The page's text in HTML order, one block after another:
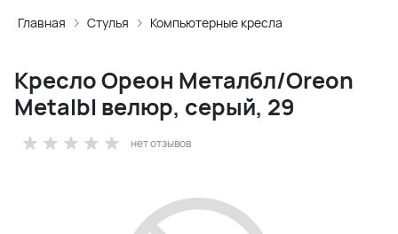
Главная Стулья Компьютерные кресла
Кресло Ореон Металбл/Oreon
Metalbl велюр, серый, 29
нет отзывов